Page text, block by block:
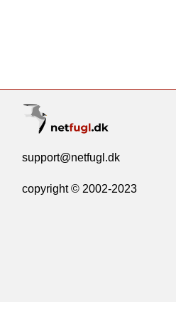
support@netfugl.dk
copyright © 2002-2023